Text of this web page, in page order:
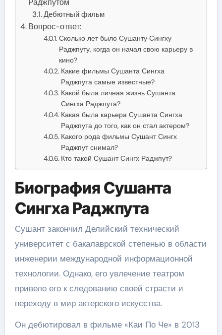
Дебютный фильм
Вопрос-ответ:
Сколько лет было Сушанту Сингху
Раджпуту, когда он начал свою карьеру в
кино?
Какие фильмы Сушанта Сингха
Раджпута самые известные?
Какой была личная жизнь Сушанта
Сингха Раджпута?
Какая была карьера Сушанта Сингха
Раджпута до того, как он стал актером?
Какого рода фильмы Сушант Сингх
Раджпут снимал?
Кто такой Сушант Сингх Раджпут?
Биография Сушанта
Сингха Раджпута
Сушант закончил Делийский технический
университет с бакалаврской степенью в области
инженерии международной информационной
технологии. Однако, его увлечение театром
привело его к следованию своей страсти и
переходу в мир актерского искусства.
Он дебютировал в фильме «Каи По Че» в 2013